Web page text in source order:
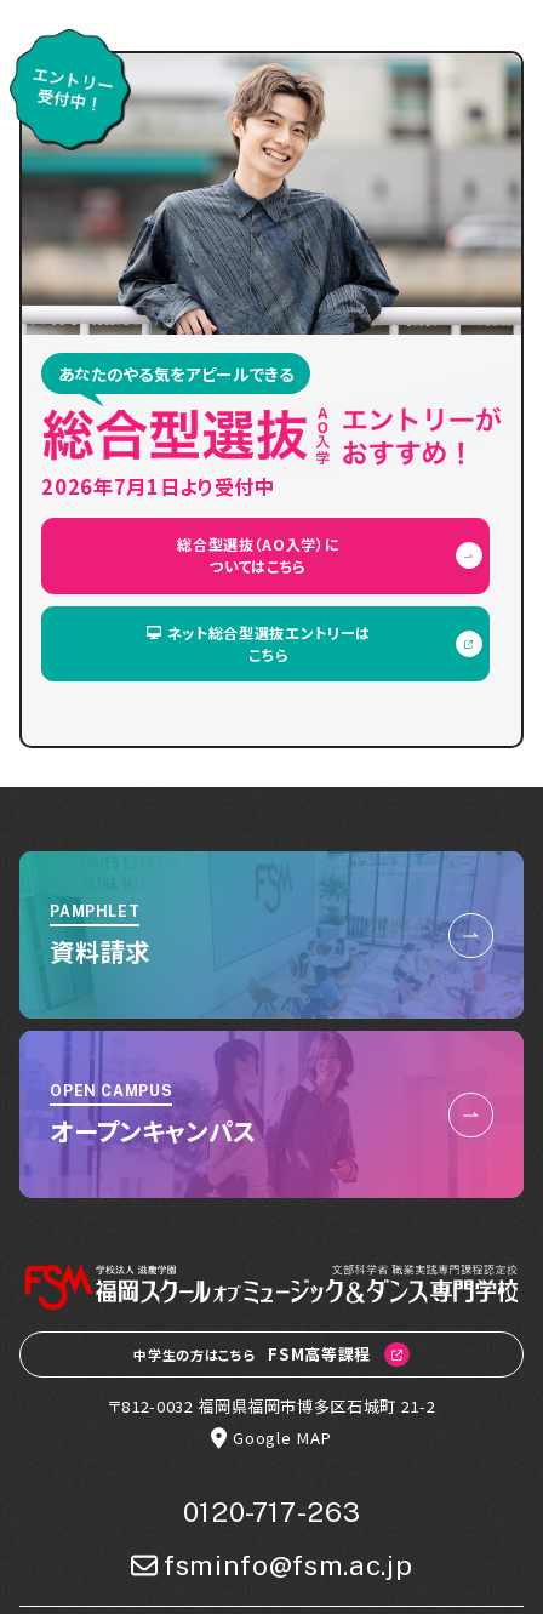
あなたのやる気をアピールできる
2026年7月1日より受付中
総合型選抜（AO入学）に
ついてはこちら
ネット総合型選抜エントリーは
こちら
PAMPHLET
資料請求
OPEN CAMPUS
オープンキャンパス
中学生の方はこちら FSM高等課程
〒812-0032 福岡県福岡市博多区石城町 21-2
Google MAP
0120-717-263
fsminfo@fsm.ac.jp